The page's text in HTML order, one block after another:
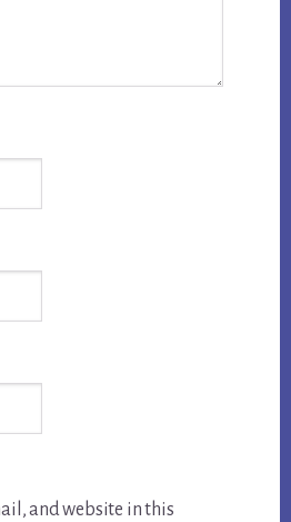
and website in this